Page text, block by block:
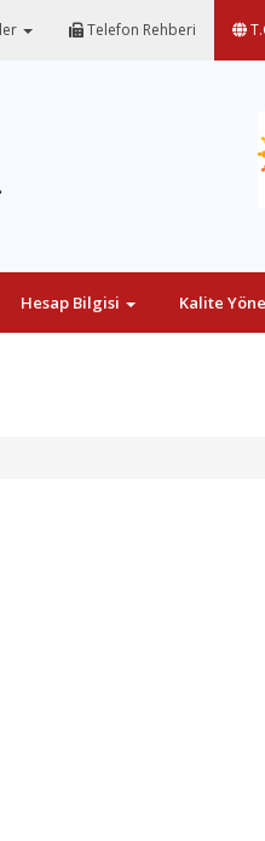
Telefon Rehberi
Hesap Bilgisi Kalite